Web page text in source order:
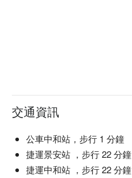
交通資訊
公車中和站，步行 1 分鐘
捷運景安站 ，步行 22 分鐘
捷運中和站 ，步行 22 分鐘